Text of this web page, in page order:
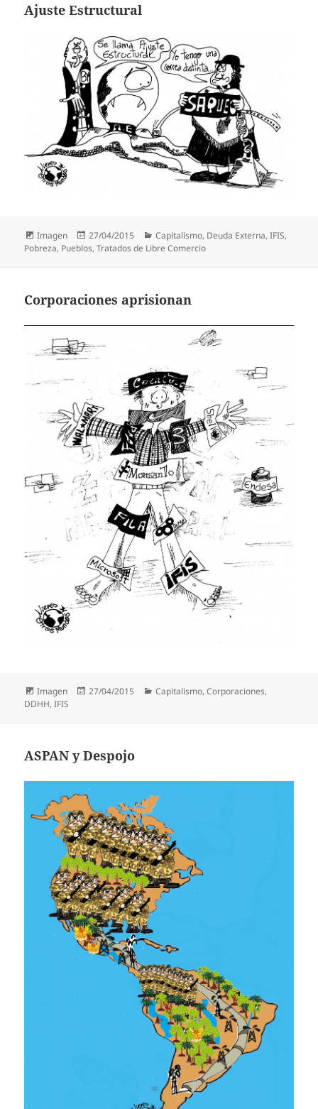
Ajuste Estructural
Formato
Imagen
Publicado
el
27/04/2015 Categorías
Capitalismo, Deuda Externa,IFIS,
Pobreza, Pueblos,Tratados de Libre Comercio
Corporaciones aprisionan
Formato
Imagen
Publicado
27/04/2015 Categorías
Capitalismo,Corporaciones,
DDHH,IFIS
ASPAN y Despojo